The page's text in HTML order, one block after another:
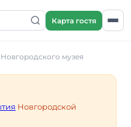
Карта гостя
музея
Новгородской